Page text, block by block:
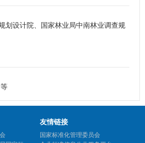
划设计院、国家林业局中南林业调查规
友情链接
国家标准化管理委员会